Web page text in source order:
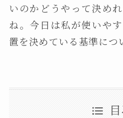
いのかどうやって決め
ね。今日は私が使いや
置を決めている基準につ